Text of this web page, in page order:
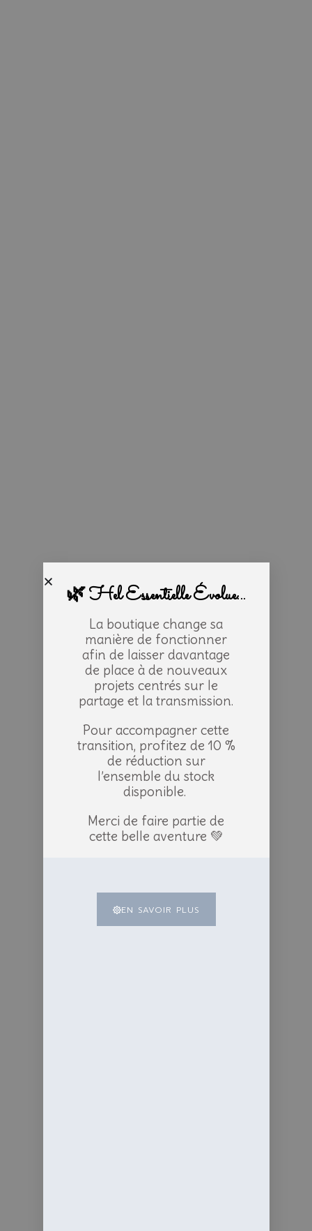
🌿 Hel Essentielle Évolue...
La boutique change sa
manière de fonctionner
afin de laisser davantage
de place à de nouveaux
projets centrés sur le
partage et la transmission.
Pour accompagner cette
transition, profitez de 10 %
de réduction sur
l’ensemble du stock
disponible.
Merci de faire partie de
cette belle aventure 💚
EN SAVOIR PLUS